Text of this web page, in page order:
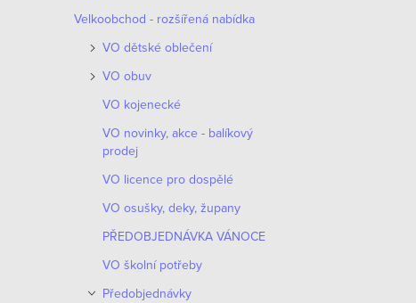
Velkoobchod - rozšířená nabídka
VO dětské oblečení
VO obuv
VO kojenecké
VO novinky, akce - balíkový
prodej
VO licence pro dospělé
VO osušky, deky, župany
PŘEDOBJEDNÁVKA VÁNOCE
VO školní potřeby
Předobjednávky